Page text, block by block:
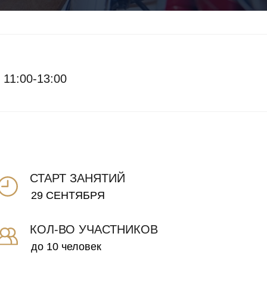
11:00-13:00
СТАРТ ЗАНЯТИЙ
29 СЕНТЯБРЯ
КОЛ-ВО УЧАСТНИКОВ
до 10 человек